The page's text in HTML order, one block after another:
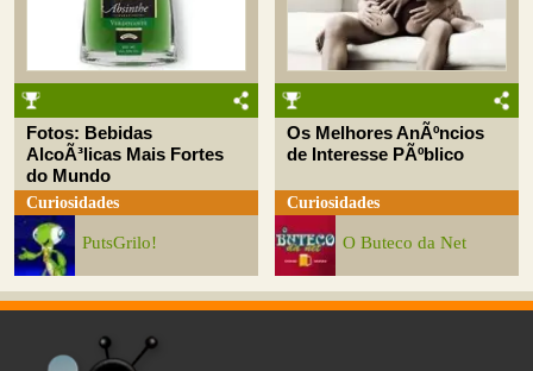
Fotos: Bebidas
AlcoÃ³licas Mais Fortes
do Mundo
Curiosidades
PutsGrilo!
Os Melhores AnÃºncios
de Interesse PÃºblico
Curiosidades
O Buteco da Net